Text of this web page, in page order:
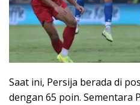
Saat ini, Persija berada di
dengan 65 poin. Sementara